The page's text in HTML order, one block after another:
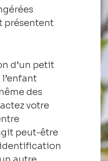
présentent
d’un petit
des
votre
peut-être